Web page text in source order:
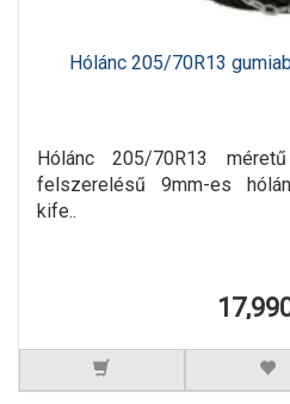
Hólánc 205/70R13
Hólánc 205/70R13
felszerelésű 9mm-es
kife..